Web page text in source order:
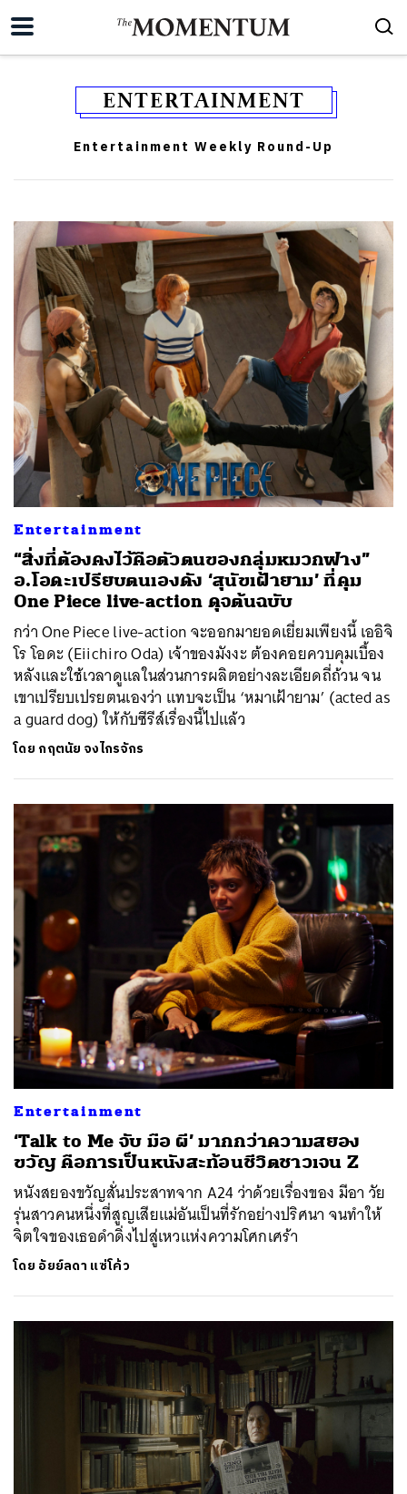
ENTERTAINMENT
Entertainment Weekly Round-Up
Entertainment
“สิ่งที่ต้องคงไว้คือตัวตนของกลุ่มหมวกฟาง”
อ.โอดะเปรียบตนเองดัง ‘สุนัขเฝ้ายาม’ ที่คุม
One Piece live-action ดุจต้นฉบับ
กว่า One Piece live-action จะออกมายอดเยี่ยมเพียงนี้ เออิจิ
โร โอดะ (Eiichiro Oda) เจ้าของมังงะ ต้องคอยควบคุมเบื้อง
หลังและใช้เวลาดูแลในส่วนการผลิตอย่างละเอียดถี่ถ้วน จน
เขาเปรียบเปรยตนเองว่า แทบจะเป็น ‘หมาเฝ้ายาม’ (acted as
a guard dog) ให้กับซีรีส์เรื่องนี้ไปแล้ว
โดย กฤตนัย จงไกรจักร
Entertainment
‘Talk to Me จับ มือ ผี’ มากกว่าความสยอง
ขวัญ คือการเป็นหนังสะท้อนชีวิตชาวเจน Z
หนังสยองขวัญสั่นประสาทจาก A24 ว่าด้วยเรื่องของ มีอา วัย
รุ่นสาวคนหนึ่งที่สูญเสียแม่อันเป็นที่รักอย่างปริศนา จนทำให้
จิตใจของเธอดำดิ่งไปสู่เหวแห่งความโศกเศร้า
โดย อัยย์ลดา แซ่โค้ว